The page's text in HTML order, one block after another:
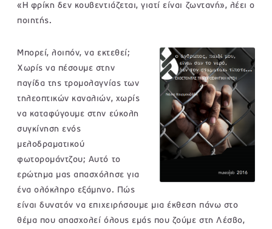
«Η φρίκη δεν κουβεντιάζεται, γιατί είναι ζωντανή», λέει ο
ποιητής.
Μπορεί, λοιπόν, να εκτεθεί;
Χωρίς να πέσουμε στην
παγίδα της τρομολαγνίας των
τηλεοπτικών καναλιών, χωρίς
να καταφύγουμε στην εύκολη
συγκίνηση ενός
μελοδραματικού
φωτορομάντζου; Αυτό το
ερώτημα μας απασχόλησε για
ένα ολόκληρο εξάμηνο. Πώς
είναι δυνατόν να επιχειρήσουμε μια έκθεση πάνω στο
θέμα που απασχολεί όλους εμάς που ζούμε στη Λέσβο,